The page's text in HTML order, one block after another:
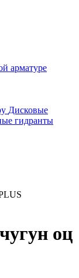
арматуре
Дисковые
гидранты
оц